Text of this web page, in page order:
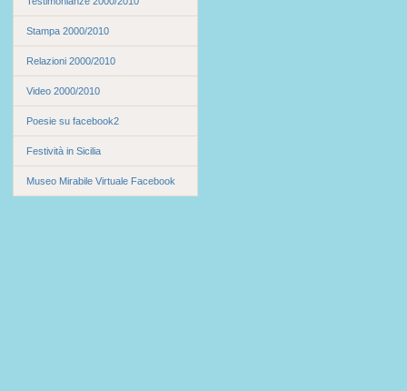
Stampa 2000/2010
Relazioni 2000/2010
Video 2000/2010
Poesie su facebook2
Festività in Sicilia
Museo Mirabile Virtuale Facebook